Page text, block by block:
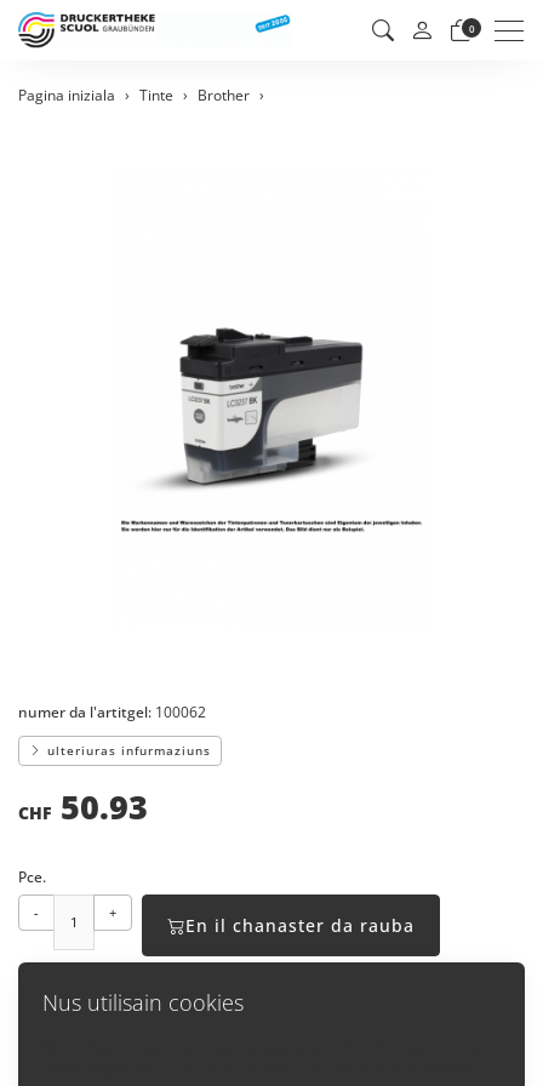
Nus utilisain cookies
0
Pagina iniziala Tinte Brother
numer da l'artitgel: 100062
ulteriuras infurmaziuns
CHF 50.93
Pce.
- +
En il chanaster da rauba